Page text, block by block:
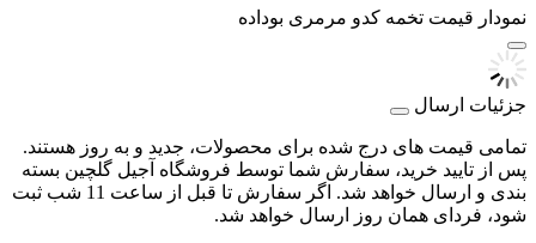
نمودار قیمت تخمه کدو مرمری بوداده
جزئیات ارسال
تمامی قیمت های درج شده برای محصولات، جدید و به روز هستند.
پس از تایید خرید، سفارش شما توسط فروشگاه آجیل گلچین بسته
بندی و ارسال خواهد شد. اگر سفارش تا قبل از ساعت 11 شب ثبت
شود، فردای همان روز ارسال خواهد شد.